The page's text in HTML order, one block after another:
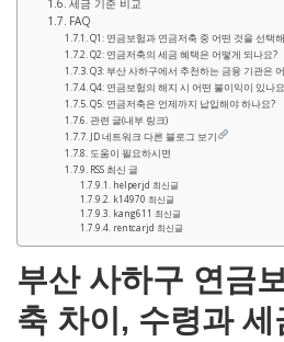
세금 기준 비교
FAQ
Q1: 연금보험과 연금저축 중 어떤 것을 선택
Q2: 연금저축의 세금 혜택은 어떻게 되나요?
Q3: 부산 사하구에서 추천하는 금융 기관은
Q4: 연금보험의 해지 시 어떤 불이익이 있나
Q5: 연금저축은 언제까지 납입해야 하나요?
관련 글(내부 링크)
JD 네트워크 다른 블로그 보기
도움이 필요하시면
RSS 최신 글
helperjd 최신글
k14970 최신글
kang611 최신글
rentcarjd 최신글
부산 사하구 연금
축 차이, 수령과